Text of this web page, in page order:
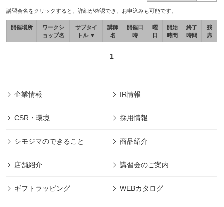
講習会名をクリックすると、詳細が確認でき、お申込みも可能です。
開催場所
ワークシ
ョップ名
サブタイ
トル ▼
講師
名
開催日
時
曜
日
開始
時間
終了
時間
残
席
1
企業情報 IR情報
CSR・環境 採用情報
シモジマのできること 商品紹介
店舗紹介 講習会のご案内
ギフトラッピング WEBカタログ